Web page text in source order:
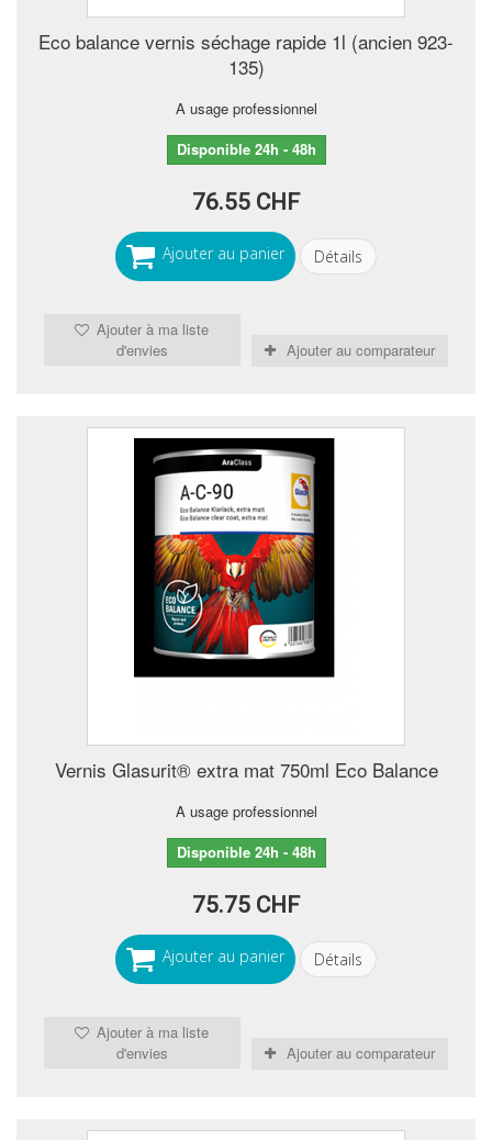
Eco balance vernis séchage rapide 1l (ancien 923-
135)
A usage professionnel
Disponible 24h - 48h
76.55 CHF
Ajouter au panier Détails
Ajouter à ma liste
d'envies
Ajouter au comparateur
Vernis Glasurit® extra mat 750ml Eco Balance
A usage professionnel
Disponible 24h - 48h
75.75 CHF
Ajouter au panier Détails
Ajouter à ma liste
d'envies
Ajouter au comparateur